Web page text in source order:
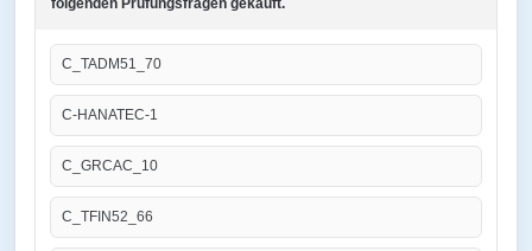
folgenden Prüfungsfragen gekauft.
C_TADM51_70
C-HANATEC-1
C_GRCAC_10
C_TFIN52_66